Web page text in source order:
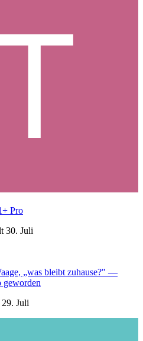
Pro
30. Juli
„was bleibt zuhause?" —
geworden
29. Juli